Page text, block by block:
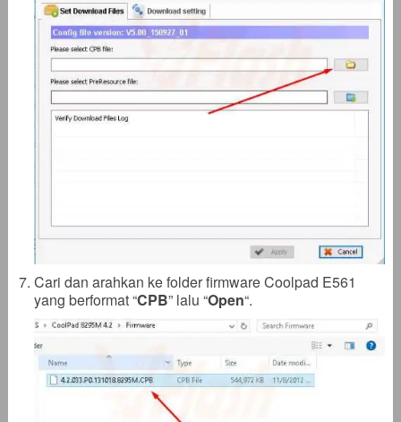
Cari dan arahkan ke folder firmware Coolpad E561
yang berformat “CPB” lalu “Open“.